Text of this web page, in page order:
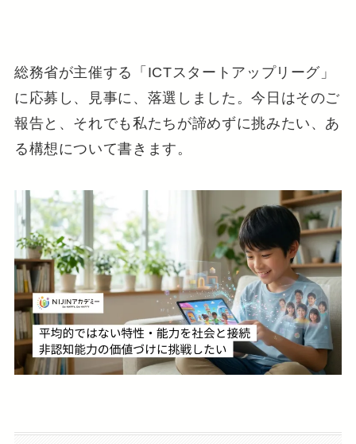
総務省が主催する「ICTスタートアップリーグ」
に応募し、見事に、落選しました。今日はそのご
報告と、それでも私たちが諦めずに挑みたい、あ
る構想について書きます。